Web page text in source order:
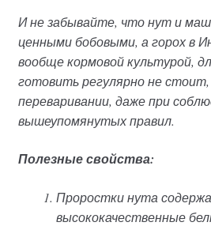
И не забывайте, что нут и
ценными бобовыми, а горох в
вообще кормовой культурой,
готовить регулярно не
переваривании, даже при
вышеупомянутых правил.
Полезные свойства:
Проростки нута
высококачественные